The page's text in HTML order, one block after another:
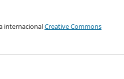
internacionalCreative Commons